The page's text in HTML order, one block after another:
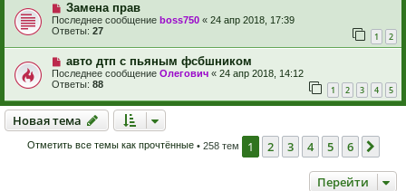
Замена прав
Последнее сообщение boss750 « 24 апр 2018, 17:39
Ответы: 27 1 2
авто дтп с пьяным фсбшником
Последнее сообщение Олегович « 24 апр 2018, 14:12
Ответы: 88 1 2 3 4 5
Новая тема
Новаятема
Отметить все темы как прочтённые• 258 тем 1 2 3 4 5 6
Перейти